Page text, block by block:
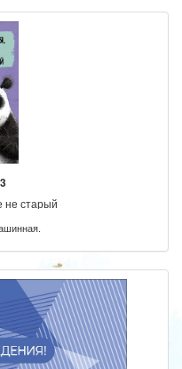
не старый